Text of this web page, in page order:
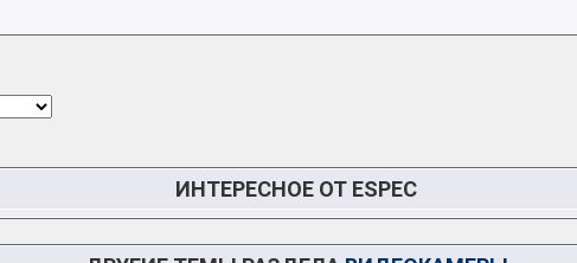
ИНТЕРЕСНОЕ ОТ ESPEC